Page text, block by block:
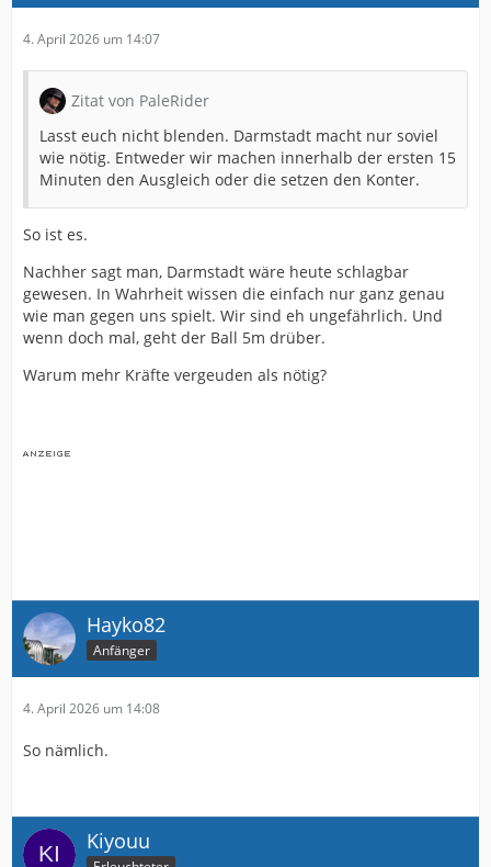
4. April 2026 um 14:07
Zitat von PaleRider
Lasst euch nicht blenden. Darmstadt macht nur soviel
wie nötig. Entweder wir machen innerhalb der ersten 15
Minuten den Ausgleich oder die setzen den Konter.
So ist es.
Nachher sagt man, Darmstadt wäre heute schlagbar
gewesen. In Wahrheit wissen die einfach nur ganz genau
wie man gegen uns spielt. Wir sind eh ungefährlich. Und
wenn doch mal, geht der Ball 5m drüber.
Warum mehr Kräfte vergeuden als nötig?
Hayko82
Anfänger
4. April 2026 um 14:08
So nämlich.
Kiyouu